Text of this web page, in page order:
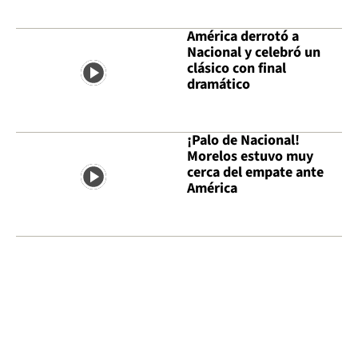
América derrotó a
Nacional y celebró un
clásico con final
dramático
¡Palo de Nacional!
Morelos estuvo muy
cerca del empate ante
América